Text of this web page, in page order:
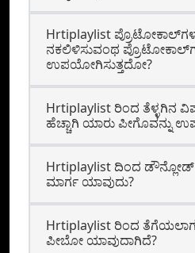
Hrtiplaylist
ನಕಲಿಳಿಸುವಂಥ
ಉಪಯೋಗಿಸುತ್ತದೋ?
Hrtiplaylist ರಿಂದ ತೆಳ್ಳಗಿನ
ಹೆಚ್ಚಾಗಿ ಯಾರು ಪೀಗೊವನ್ನು
Hrtiplaylist ದಿಂದ ಡೌನ್ಲೋಡ್
ಮಾರ್ಗ ಯಾವುದು?
Hrtiplaylist ರಿಂದ
ಪೀಬೋ ಯಾವುದಾಗಿದೆ?